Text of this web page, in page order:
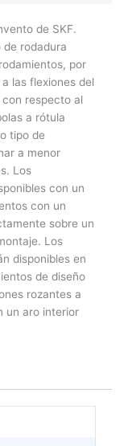
de SKF.
de rodadura
por
las flexiones del
respecto al
a rótula
tipo de
a menor
Los
con un
con un
sobre un
Los
disponibles en
de diseño
rozantes a
un aro interior